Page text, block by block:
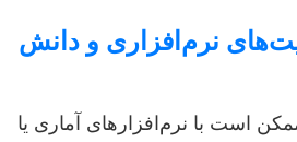
نرم‌افزاری و دانش
است با نرم‌افزارهای آماری یا